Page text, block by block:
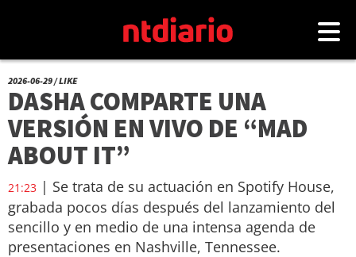
2026-06-29 / LIKE
DASHA COMPARTE UNA
VERSIÓN EN VIVO DE “MAD
ABOUT IT”
21:23 | Se trata de su actuación en Spotify House,
grabada pocos días después del lanzamiento del
sencillo y en medio de una intensa agenda de
presentaciones en Nashville, Tennessee.